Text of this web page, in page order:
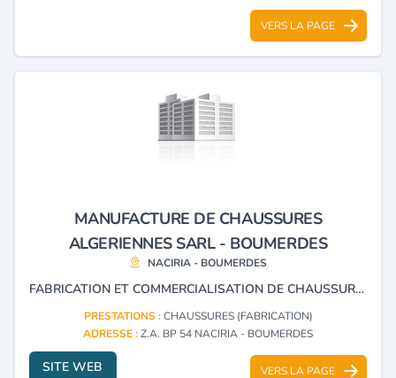
VERS LA PAGE
MANUFACTURE DE CHAUSSURES
ALGERIENNES SARL - BOUMERDES
NACIRIA - BOUMERDES
FABRICATION ET COMMERCIALISATION DE CHAUSSURES.
PRESTATIONS :CHAUSSURES (FABRICATION)
ADRESSE :Z.A. BP 54 NACIRIA - BOUMERDES
SITE WEB VERS LA PAGE